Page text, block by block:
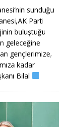
sunduğu
Parti
buluştuğu
geleceğine
gençlerimize,
kadar
Bilal